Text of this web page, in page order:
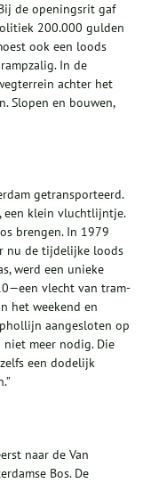
de openingsrit gaf
200.000 gulden
ook een loods
In de
achter het
Slopen en bouwen,
getransporteerd.
een klein vluchtlijntje.
brengen. In 1979
nu de tijdelijke loods
werd een unieke
vlecht van tram-
het weekend en
aangesloten op
meer nodig. Die
een dodelijk
naar de Van
Bos. De